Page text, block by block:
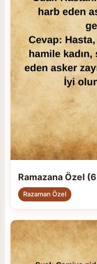
Ramazana Özel
Razaman Özel